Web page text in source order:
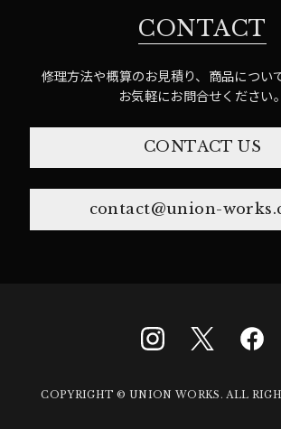
CONTACT
修理方法や概算のお見積り、商品につい
お気軽にお問合せください。
CONTACT US
contact@union-
COPYRIGHT © UNION WORKS. ALL